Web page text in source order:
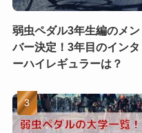
弱虫ペダル3年生編のメン
バー決定！3年目のインタ
ーハイレギュラーは？